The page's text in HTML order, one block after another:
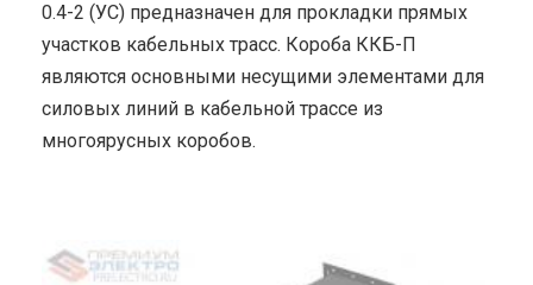
0.4-2 (УС) предназначен для прокладки прямых
участков кабельных трасс. Короба ККБ-П
являются основными несущими элементами для
силовых линий в кабельной трассе из
многоярусных коробов.